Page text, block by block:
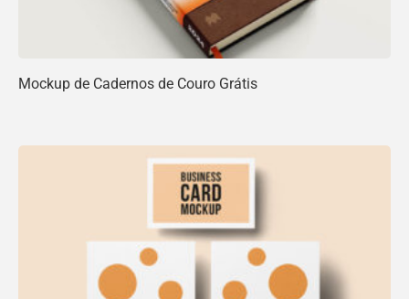
Mockup de Cadernos de Couro Grátis